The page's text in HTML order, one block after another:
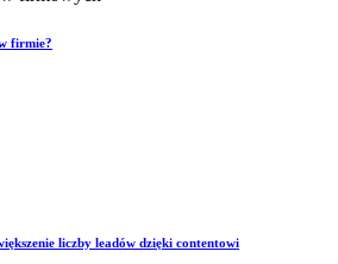
firmie?
liczby leadów dzięki contentowi